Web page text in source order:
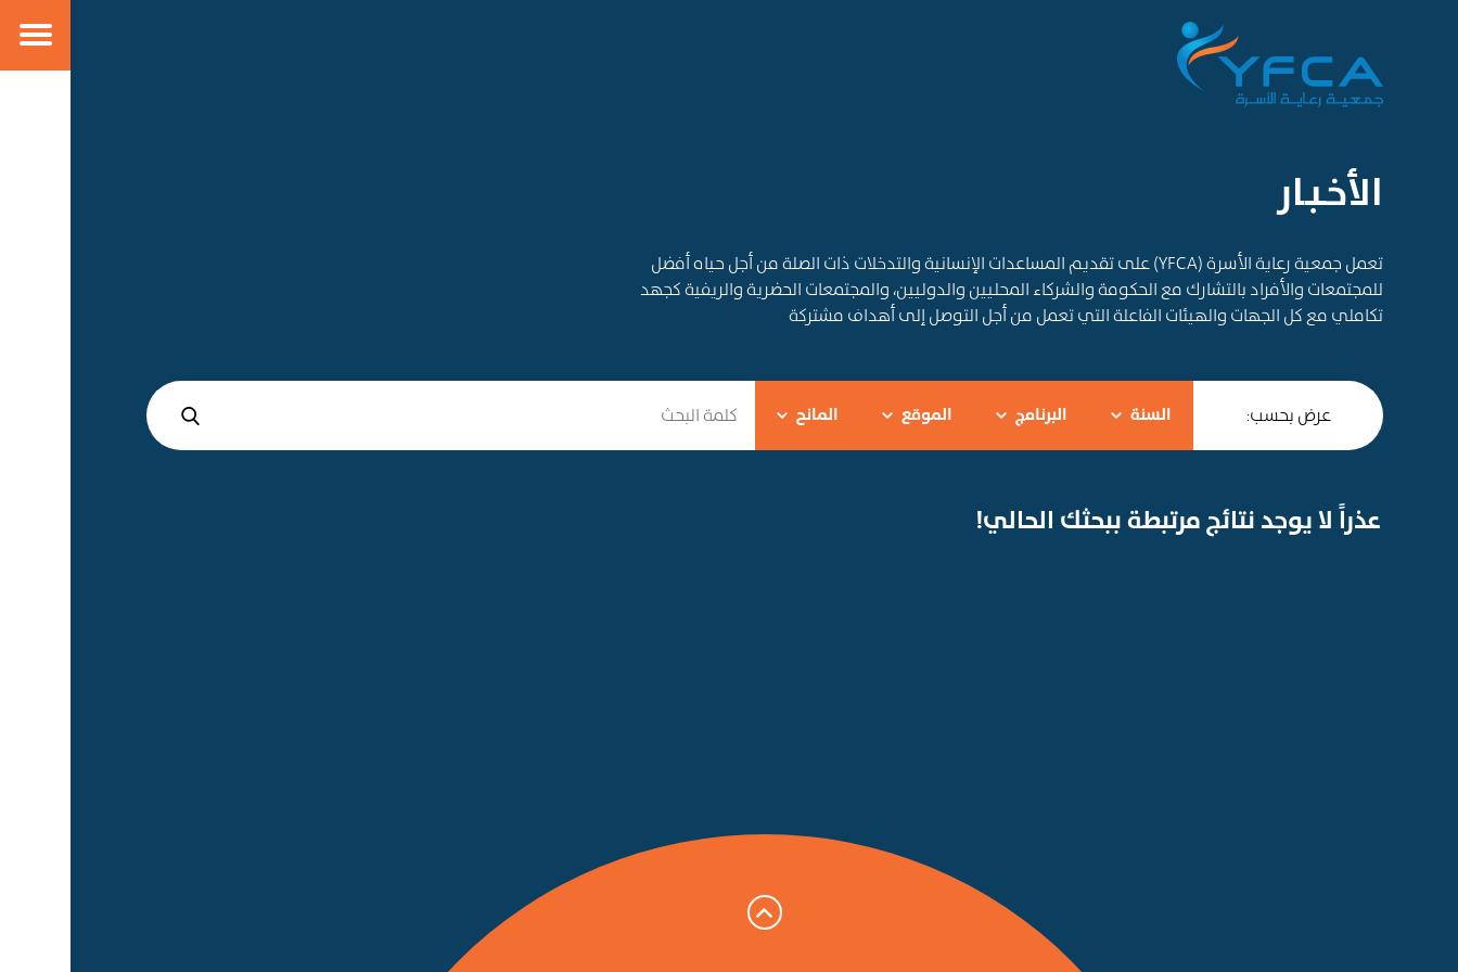
الأخـبـار
تعمل جمعية رعاية الأسرة (YFCA) على تقديم المساعدات الإنسانية والتدخلات ذات الصلة من أجل حياه أفضل
للمجتمعات والأفراد بالتشارك مع الحكومة والشركاء المحليين والدوليين، والمجتمعات الحضرية والريفية كجهد
تكاملي مع كل الجهات والهيئات الفاعلة التي تعمل من أجل التوصل إلى أهداف مشتركة
عرض بحسب: السنة البرنامج الموقع المانح
عذراً لا يوجد نتائج مرتبطة ببحثك الحالي!